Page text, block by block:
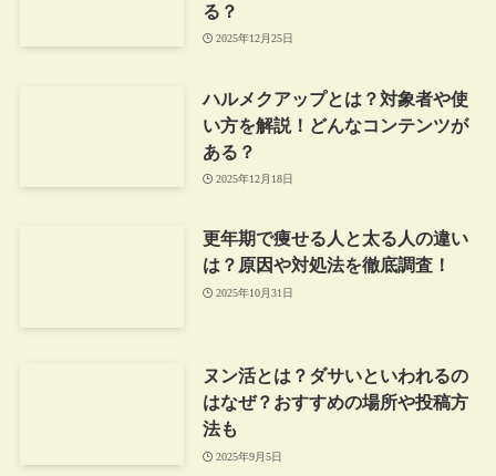
る？
2025年12月25日
ハルメクアップとは？対象者や使
い方を解説！どんなコンテンツが
ある？
2025年12月18日
更年期で痩せる人と太る人の違い
は？原因や対処法を徹底調査！
2025年10月31日
ヌン活とは？ダサいといわれるの
はなぜ？おすすめの場所や投稿方
法も
2025年9月5日